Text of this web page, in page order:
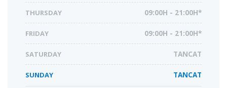
THURSDAY 09:00H - 21:00H*
FRIDAY 09:00H - 21:00H*
SATURDAY TANCAT
SUNDAY TANCAT